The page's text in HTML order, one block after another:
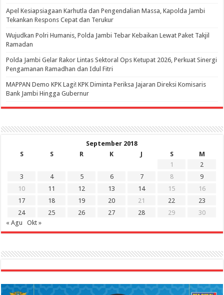
Apel Kesiapsiagaan Karhutla dan Pengendalian Massa, Kapolda Jambi
Tekankan Respons Cepat dan Terukur
Wujudkan Polri Humanis, Polda Jambi Tebar Kebaikan Lewat Paket Takjil
Ramadan
Polda Jambi Gelar Rakor Lintas Sektoral Ops Ketupat 2026, Perkuat Sinergi
Pengamanan Ramadhan dan Idul Fitri
‎MAPPAN Demo KPK Lagi! KPK Diminta Periksa Jajaran Direksi Komisaris
Bank Jambi Hingga Gubernur ‎
September 2018
S
S R K J S
M
1
2
3
4 5 6 7 8
9
10
11 12 13 14 15
16
17
18 19 20 21 22
23
24
25 26 27 28 29
30
« Agu
Okt »